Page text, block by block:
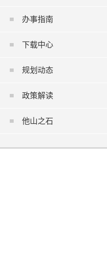
办事指南
下载中心
规划动态
政策解读
他山之石